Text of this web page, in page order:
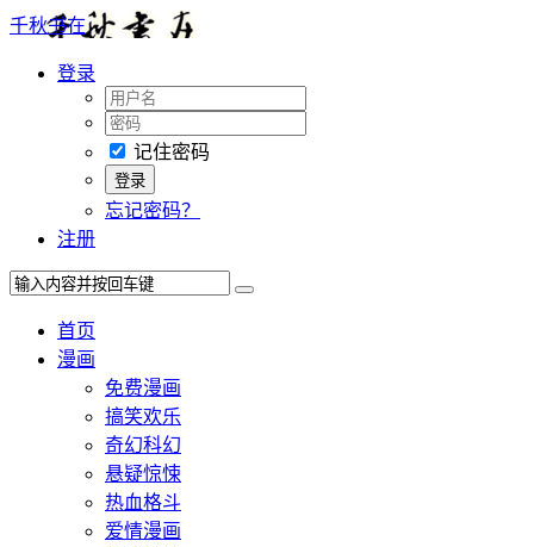
千秋书在
登录
记住密码
忘记密码？
注册
首页
漫画
免费漫画
搞笑欢乐
奇幻科幻
悬疑惊悚
热血格斗
爱情漫画